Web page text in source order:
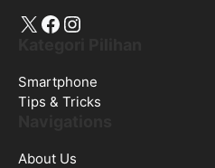
X Facebook
Instagram
Smartphone
Tips & Tricks
About Us